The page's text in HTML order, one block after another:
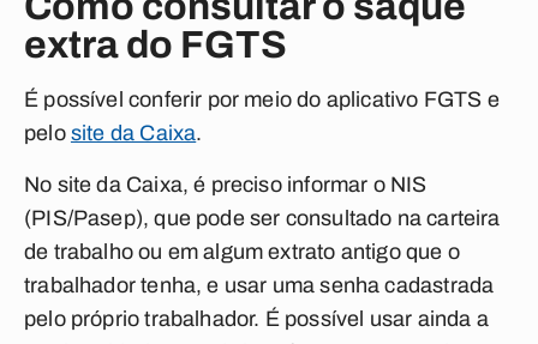
extra do FGTS
É possível conferir por meio do aplicativo FGTS e
pelo site da Caixa.
No site da Caixa, é preciso informar o NIS
(PIS/Pasep), que pode ser consultado na carteira
de trabalho ou em algum extrato antigo que o
trabalhador tenha, e usar uma senha cadastrada
pelo próprio trabalhador. É possível usar ainda a